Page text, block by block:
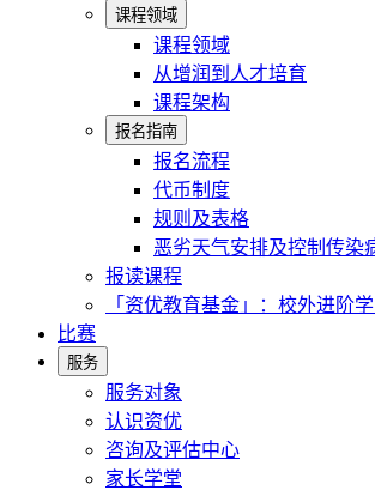
课程领域
课程领域
从增润到人才培育
课程架构
报名指南
报名流程
代币制度
规则及表格
恶劣天气安排及控制传染
报读课程
「资优教育基金」：校外进阶
比赛
服务
服务对象
认识资优
咨询及评估中心
家长学堂